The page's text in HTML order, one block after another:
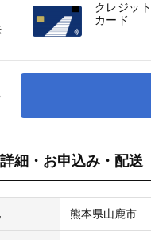
細・お申込み・配送
熊本県山鹿市
クレジット
カード